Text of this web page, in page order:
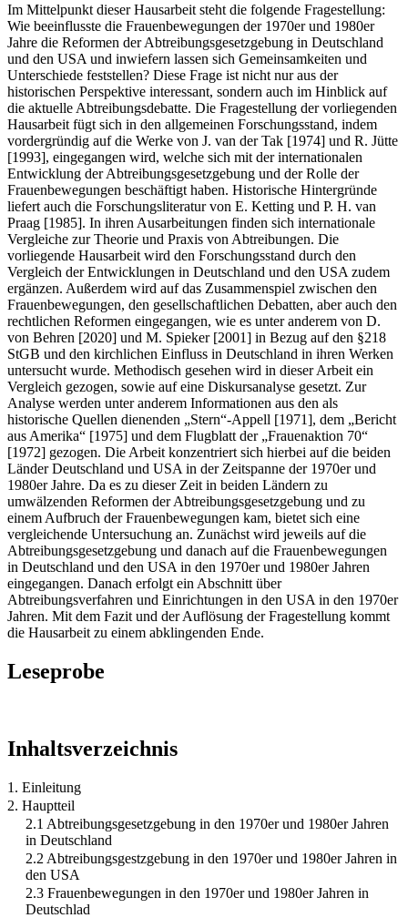
Im Mittelpunkt dieser Hausarbeit steht die folgende Fragestellung:
Wie beeinflusste die Frauenbewegungen der 1970er und 1980er
Jahre die Reformen der Abtreibungsgesetzgebung in Deutschland
und den USA und inwiefern lassen sich Gemeinsamkeiten und
Unterschiede feststellen? Diese Frage ist nicht nur aus der
historischen Perspektive interessant, sondern auch im Hinblick auf
die aktuelle Abtreibungsdebatte. Die Fragestellung der vorliegenden
Hausarbeit fügt sich in den allgemeinen Forschungsstand, indem
vordergründig auf die Werke von J. van der Tak [1974] und R. Jütte
[1993], eingegangen wird, welche sich mit der internationalen
Entwicklung der Abtreibungsgesetzgebung und der Rolle der
Frauenbewegungen beschäftigt haben. Historische Hintergründe
liefert auch die Forschungsliteratur von E. Ketting und P. H. van
Praag [1985]. In ihren Ausarbeitungen finden sich internationale
Vergleiche zur Theorie und Praxis von Abtreibungen. Die
vorliegende Hausarbeit wird den Forschungsstand durch den
Vergleich der Entwicklungen in Deutschland und den USA zudem
ergänzen. Außerdem wird auf das Zusammenspiel zwischen den
Frauenbewegungen, den gesellschaftlichen Debatten, aber auch den
rechtlichen Reformen eingegangen, wie es unter anderem von D.
von Behren [2020] und M. Spieker [2001] in Bezug auf den §218
StGB und den kirchlichen Einfluss in Deutschland in ihren Werken
untersucht wurde. Methodisch gesehen wird in dieser Arbeit ein
Vergleich gezogen, sowie auf eine Diskursanalyse gesetzt. Zur
Analyse werden unter anderem Informationen aus den als
historische Quellen dienenden „Stern“-Appell [1971], dem „Bericht
aus Amerika“ [1975] und dem Flugblatt der „Frauenaktion 70“
[1972] gezogen. Die Arbeit konzentriert sich hierbei auf die beiden
Länder Deutschland und USA in der Zeitspanne der 1970er und
1980er Jahre. Da es zu dieser Zeit in beiden Ländern zu
umwälzenden Reformen der Abtreibungsgesetzgebung und zu
einem Aufbruch der Frauenbewegungen kam, bietet sich eine
vergleichende Untersuchung an. Zunächst wird jeweils auf die
Abtreibungsgesetzgebung und danach auf die Frauenbewegungen
in Deutschland und den USA in den 1970er und 1980er Jahren
eingegangen. Danach erfolgt ein Abschnitt über
Abtreibungsverfahren und Einrichtungen in den USA in den 1970er
Jahren. Mit dem Fazit und der Auflösung der Fragestellung kommt
die Hausarbeit zu einem abklingenden Ende.
Leseprobe
Inhaltsverzeichnis
1. Einleitung
2. Hauptteil
2.1 Abtreibungsgesetzgebung in den 1970er und 1980er Jahren
in Deutschland
2.2 Abtreibungsgestzgebung in den 1970er und 1980er Jahren in
den USA
2.3 Frauenbewegungen in den 1970er und 1980er Jahren in
Deutschlad